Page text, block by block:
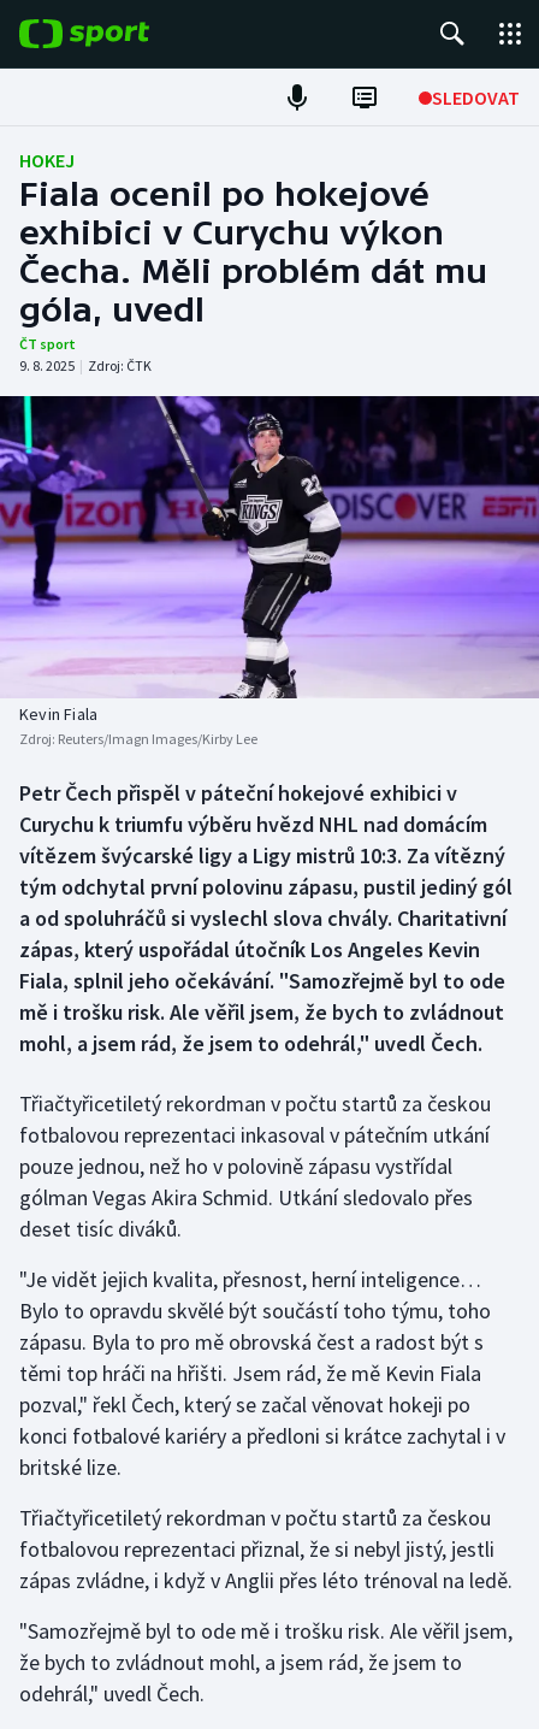
SLEDOVAT
Fotbal
Hokej
Tenis
Atletika
DALŠÍ SPORTY
Americký fotbal
Baseball a softbal
Basketbal
Biatlon
Boby a skeleton
Box
Curling
Florbal
Futsal
Gymnastika
Házená
Judo
Krasobruslení
Lezení
Lyže a snowboard
Moderní pětiboj
Olympijské hry
Parasport
NEPŘEHLÉDNĚTE
Soutěže
Historické návraty
Aplikace ČT sport
AZ kvíz
HOKEJ
Fiala ocenil po hokejové
exhibici v Curychu výkon
Čecha. Měli problém dát mu
góla, uvedl
ČT sport
9. 8. 2025 | Zdroj: ČTK
Kevin Fiala
Zdroj: Reuters/Imagn Images/Kirby Lee
Petr Čech přispěl v páteční hokejové exhibici v
Curychu k triumfu výběru hvězd NHL nad domácím
vítězem švýcarské ligy a Ligy mistrů 10:3. Za vítězný
tým odchytal první polovinu zápasu, pustil jediný gól
a od spoluhráčů si vyslechl slova chvály. Charitativní
zápas, který uspořádal útočník Los Angeles Kevin
Fiala, splnil jeho očekávání. "Samozřejmě byl to ode
mě i trošku risk. Ale věřil jsem, že bych to zvládnout
mohl, a jsem rád, že jsem to odehrál," uvedl Čech.
Třiačtyřicetiletý rekordman v počtu startů za českou
fotbalovou reprezentaci inkasoval v pátečním utkání
pouze jednou, než ho v polovině zápasu vystřídal
gólman Vegas Akira Schmid. Utkání sledovalo přes
deset tisíc diváků.
"Je vidět jejich kvalita, přesnost, herní inteligence…
Bylo to opravdu skvělé být součástí toho týmu, toho
zápasu. Byla to pro mě obrovská čest a radost být s
těmi top hráči na hřišti. Jsem rád, že mě Kevin Fiala
pozval," řekl Čech, který se začal věnovat hokeji po
konci fotbalové kariéry a předloni si krátce zachytal i v
britské lize.
Třiačtyřicetiletý rekordman v počtu startů za českou
fotbalovou reprezentaci přiznal, že si nebyl jistý, jestli
zápas zvládne, i když v Anglii přes léto trénoval na ledě.
"Samozřejmě byl to ode mě i trošku risk. Ale věřil jsem,
že bych to zvládnout mohl, a jsem rád, že jsem to
odehrál," uvedl Čech.